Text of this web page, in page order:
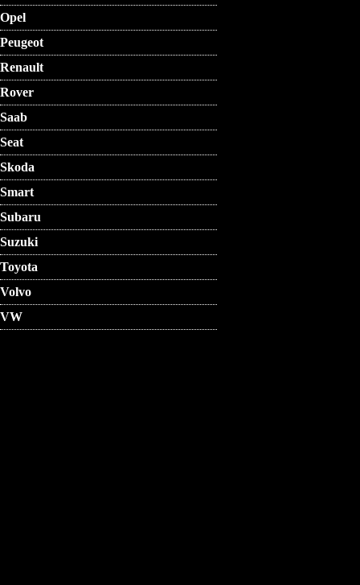
Opel
Peugeot
Renault
Rover
Saab
Seat
Skoda
Smart
Subaru
Suzuki
Toyota
Volvo
VW